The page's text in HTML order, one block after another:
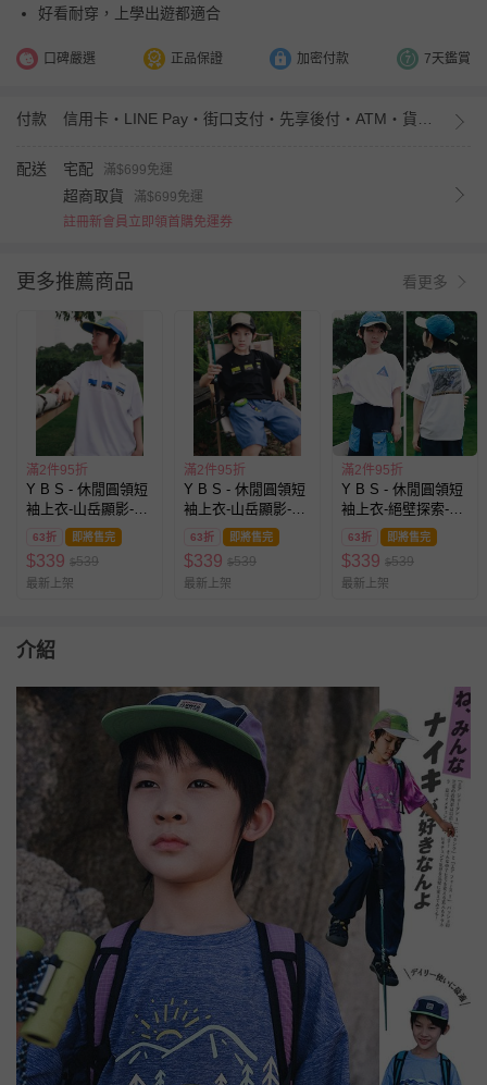
好看耐穿，上學出遊都適合
口碑嚴選 正品保證 加密付款 7天鑑賞
付款
配送 宅配 滿$699免運
超商取貨
滿$699免運
註冊新會員立即領首購免運券
更多推薦商品 看更多
滿2件95折
Y B S - 休閒圓領短
袖上衣-山岳顯影-白
63折 即將售完
$339 $539
最新上架
滿2件95折
Y B S - 休閒圓領短
袖上衣-山岳顯影-黑
63折 即將售完
$339 $539
最新上架
滿2件95折
Y B S - 休閒圓領短
袖上衣-絕壁探索-白
63折 即將售完
$339 $539
最新上架
介紹